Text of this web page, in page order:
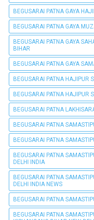
BEGUSARAI PATNA GAYA
BEGUSARAI PATNA GAYA
BEGUSARAI PATNA GAYA
BIHAR
BEGUSARAI PATNA GAYA
BEGUSARAI PATNA HAJIPUR
BEGUSARAI PATNA HAJIPUR
BEGUSARAI PATNA
BEGUSARAI PATNA
BEGUSARAI PATNA
BEGUSARAI PATNA
DELHI INDIA
BEGUSARAI PATNA
DELHI INDIA NEWS
BEGUSARAI PATNA
BEGUSARAI PATNA